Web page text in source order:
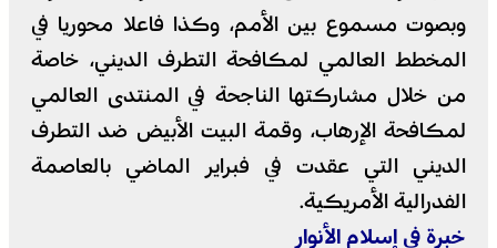
وبصوت مسموع بين الأمم، وكذا فاعلا محوريا في
المخطط العالمي لمكافحة التطرف الديني، خاصة
من خلال مشاركتها الناجحة في المنتدى العالمي
لمكافحة الإرهاب، وقمة البيت الأبيض ضد التطرف
الديني التي عقدت في فبراير الماضي بالعاصمة
الفدرالية الأمريكية.
خبرة في إسلام الأنوار